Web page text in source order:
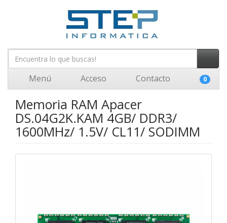
Menú Acceso Contacto 0
Memoria RAM Apacer
DS.04G2K.KAM 4GB/ DDR3/
1600MHz/ 1.5V/ CL11/ SODIMM